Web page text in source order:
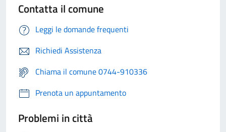
Contatta il comune
Leggi le domande frequenti
Richiedi Assistenza
Chiama il comune 0744-910336
Prenota un appuntamento
Problemi in città